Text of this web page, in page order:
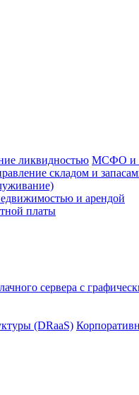
ликвидностью МСФО и
складом и
и арендой
платы
сервера с
(DRaaS)